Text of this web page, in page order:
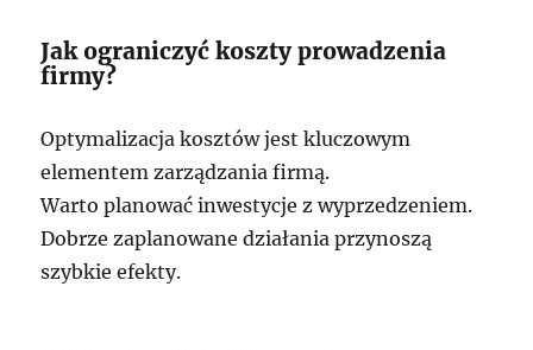
Jak ograniczyć koszty prowadzenia
firmy?
Optymalizacja kosztów jest kluczowym
elementem zarządzania firmą.
Warto planować inwestycje z wyprzedzeniem.
Dobrze zaplanowane działania przynoszą
szybkie efekty.